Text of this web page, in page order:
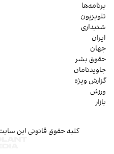
برنامه‌ها
تلویزیون
شنیداری
ایران
جهان
حقوق بشر
جاویدنامان
گزارش ویژه
ورزش
بازار
کلیه حقوق قانونی این